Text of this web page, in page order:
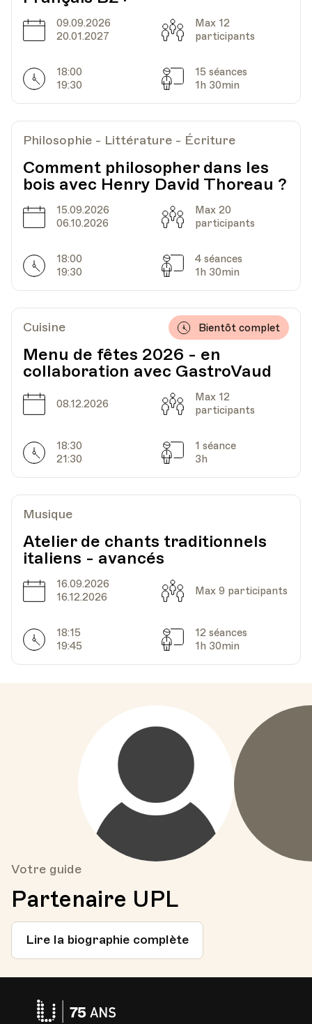
Date
09.09.2026
20.01.2027
Capacité
Max 12
participants
Horarires
18:00
19:30
Séances
15 séances
1h 30min
Philosophie - Littérature - Écriture
Comment philosopher dans les
bois avec Henry David Thoreau ?
Date
15.09.2026
06.10.2026
Capacité
Max 20
participants
Horarires
18:00
19:30
Séances
4 séances
1h 30min
Cuisine
Menu de fêtes 2026 - en
collaboration avec GastroVaud
Bientôt complet
Date
08.12.2026 Capacité
Max 12
participants
Horarires
18:30
21:30
Séances
1 séance
3h
Musique
Atelier de chants traditionnels
italiens - avancés
Date
16.09.2026
16.12.2026
Capacité
Max 9 participants
Horarires
18:15
19:45
Séances
12 séances
1h 30min
Votre guide
Partenaire UPL
Lire la biographie complète